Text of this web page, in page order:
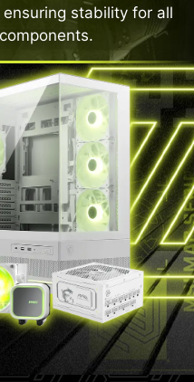
stability for all